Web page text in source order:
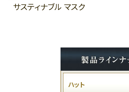
サスティナブル マスク
ハット